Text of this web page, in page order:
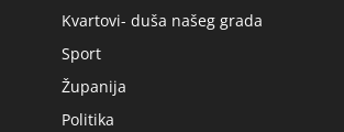
Kvartovi- duša našeg grada
Sport
Županija
Politika